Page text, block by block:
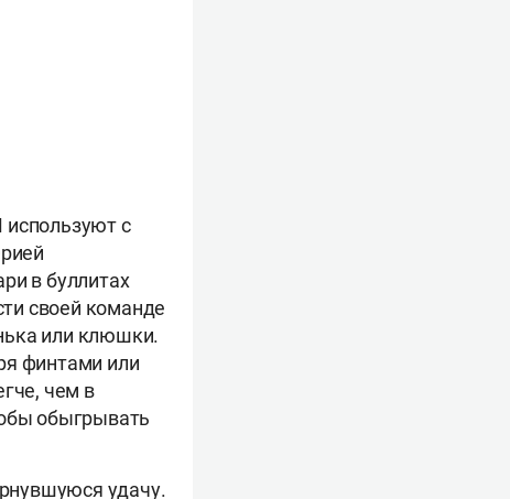
с
в буллитах
своей команде
или клюшки.
финтами или
чем в
обыгрывать
удачу.